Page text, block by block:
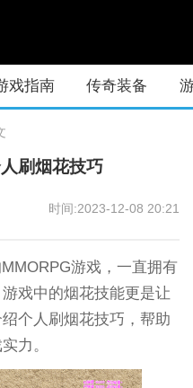
戏指南 传奇装备
刷烟花技巧
时间:2023-12-08 20:21
游戏，一直拥有
戏中的烟花技能更是让
个人刷烟花技巧，帮助
力。